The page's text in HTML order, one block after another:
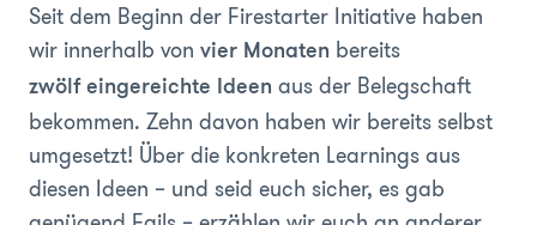
Seit dem Beginn der Firestarter Initiative haben
wir innerhalb von vier Monaten bereits
zwölf eingereichte Ideen aus der Belegschaft
bekommen. Zehn davon haben wir bereits selbst
umgesetzt! Über die konkreten Learnings aus
diesen Ideen – und seid euch sicher, es gab